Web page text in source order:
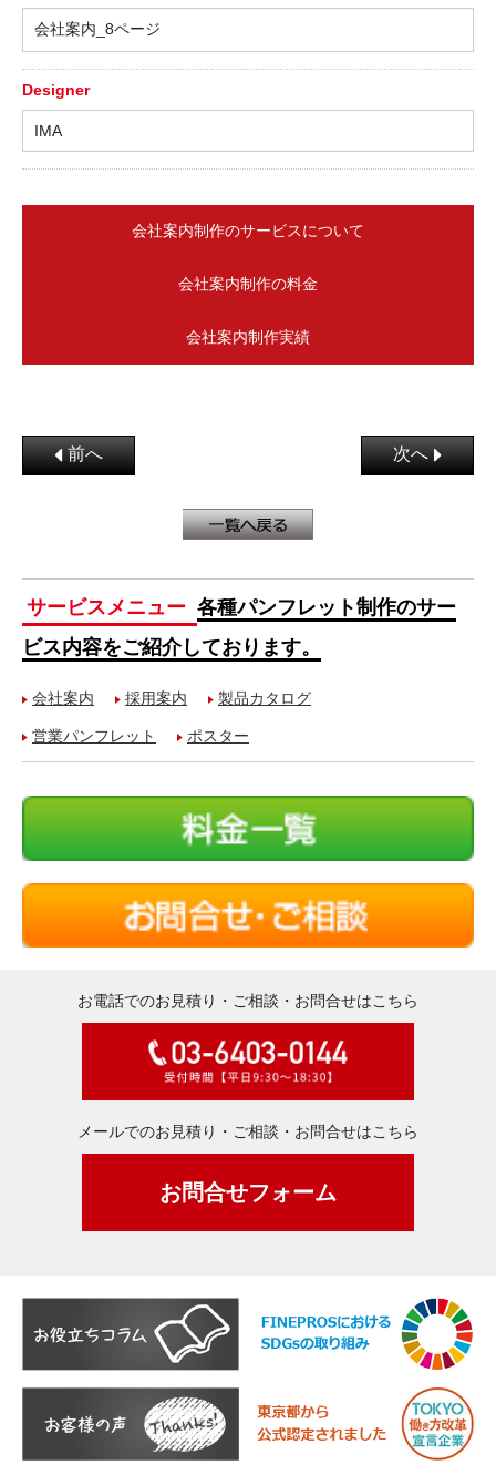
会社案内_8ページ
Designer
IMA
会社案内制作のサービスについて
会社案内制作の料金
会社案内制作実績
前へ 次へ
サービスメニュー 各種パンフレット制作のサー
ビス内容をご紹介しております。
会社案内 採用案内 製品カタログ
営業パンフレット ポスター
お電話でのお見積り・ご相談・お問合せはこちら
メールでのお見積り・ご相談・お問合せはこちら
お問合せフォーム